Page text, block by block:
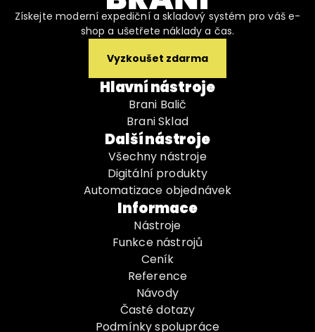
Získejte moderní expediční a skladový systém pro váš e-
shop a ušetřete náklady a čas.
Vyzkoušet zdarma
Hlavní nástroje
Brani Balič
Brani Sklad
Další nástroje
Všechny nástroje
Digitální produkty
Automatizace objednávek
Informace
Nástroje
Funkce nástrojů
Ceník
Reference
Návody
Časté dotazy
Podmínky spolupráce